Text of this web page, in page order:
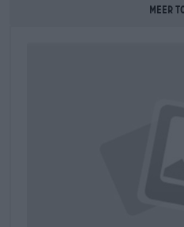
Sauerbraten en andere hartige
MEER